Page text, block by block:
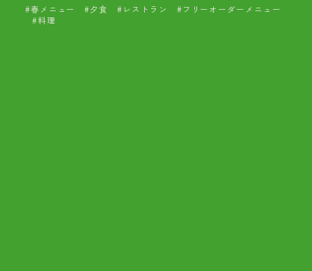
#春メニュー #夕食 #レストラン
#フリーオーダーメニュー
#料理